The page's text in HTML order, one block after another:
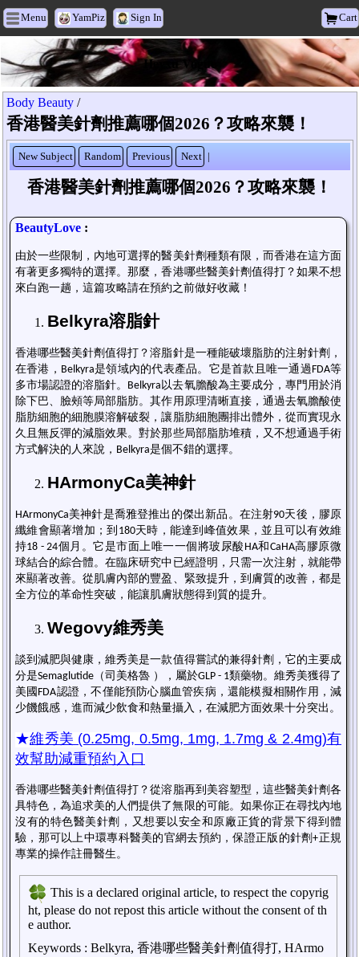
Menu YamPiz Sign In Cart
Heyxu Vogue
Body Beauty /
香港醫美針劑推薦哪個2026？攻略來襲！
New Subject Random Previous Next |
香港醫美針劑推薦哪個2026？攻略來襲！
BeautyLove :
由於一些限制，內地可選擇的醫美針劑種類有限，而香港在這方面
有著更多獨特的選擇。那麼，香港哪些醫美針劑值得打？ 如果不想
來白跑一趟，這篇攻略請在預約之前做好收藏！
Belkyra溶脂針
香港哪些醫美針劑值得打？溶脂針是一種能破壞脂肪的注射針劑，
在香港， Belkyra是領域內的代表產品。它是首款且唯一通過FDA等
多市場認證的溶脂針。 Belkyra以去氧膽酸為主要成分，專門用於消
除下巴、臉頰等局部脂肪。其作用原理清晰直接，通過去氧膽酸使
脂肪細胞的細胞膜溶解破裂，讓脂肪細胞團排出體外，從而實現永
久且無反彈的減脂效果。對於那些局部脂肪堆積，又不想通過手術
方式解決的人來說， Belkyra是個不錯的選擇。
HArmonyCa美神針
HArmonyCa美神針是喬雅登推出的傑出新品。在注射90天後，膠原
纖維會顯著增加；到 180天時，能達到峰值效果，並且可以有效維
持18 - 24個月。它是市面上唯一一個將玻尿酸 HA和 CaHA高膠原微
球結合的綜合體。在臨床研究中已經證明，只需一次注射，就能帶
來顯著改善。從肌膚內部的豐盈、緊致提升，到膚質的改善，都是
全方位的革命性突破，能讓肌膚狀態得到質的提升。
Wegovy維秀美
談到減肥與健康 ，維秀美是一款值得嘗試的兼得針劑，它的主要成
分是Semaglutide （司美格魯 ），屬於GLP - 1類藥物。 維秀美獲得了
美國 FDA認證，不僅能預防心腦血管疾病，還能模擬相關作用，減
少饑餓感，進而減少飲食和熱量攝入，在減肥方面效果十分突出。
★維秀美 (0.25mg, 0.5mg, 1mg, 1.7mg & 2.4mg)有
效幫助減重預約入口
香港哪些醫美針劑值得打？從溶脂再到美容塑型， 這些醫美針劑各
具特色，為追求美的人們提供了無限的可能。如果你正在尋找內地
沒有的特色醫美針劑， 又想要以安全和原廠正貨的背景下得到體
驗，那可以上中環專科醫美的官網去預約，保證正版的針劑+正規
專業的操作註冊醫生。
This is a declared original article, to respect the copyrig
ht, please do not repost this article without the consent of th
e author.
Keywords : Belkyra, 香港哪些醫美針劑值得打, HArmo